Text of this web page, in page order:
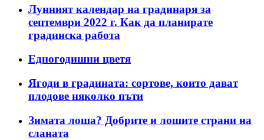
Лунният календар на градинаря за
септември 2022 г. Как да планирате
градинска работа
Едногодишни цветя
Ягоди в градината: сортове, които дават
плодове няколко пъти
Зимата лоша? Добрите и лошите страни на
сланата